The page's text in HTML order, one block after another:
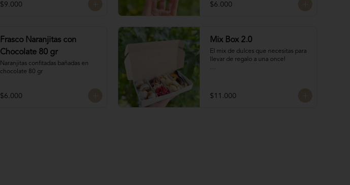
Chocolate de leche
Chocolate Blanco
Chocolate de Frambuesa
$9.000 $6.000
Frasco Naranjitas con
Chocolate 80 gr
Naranjitas confitadas bañadas en
chocolate 80 gr
$6.000
Mix Box 2.0
El mix de dulces que necesitas para
llevar de regalo a una once!
4 Rocas Suizas by @mun_cl: Mix de
frutos secos bañados en chocolate
$11.000